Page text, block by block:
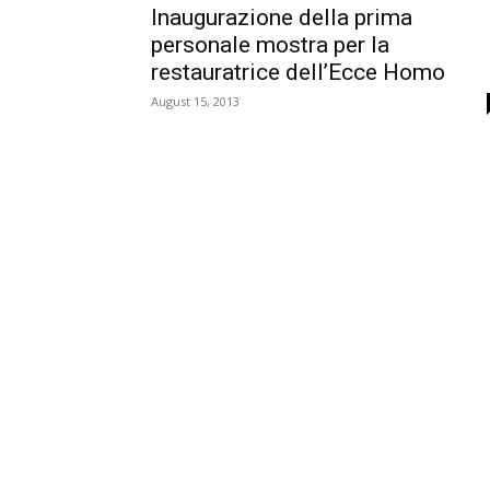
Inaugurazione della prima
personale mostra per la
restauratrice dell’Ecce Homo
August 15, 2013